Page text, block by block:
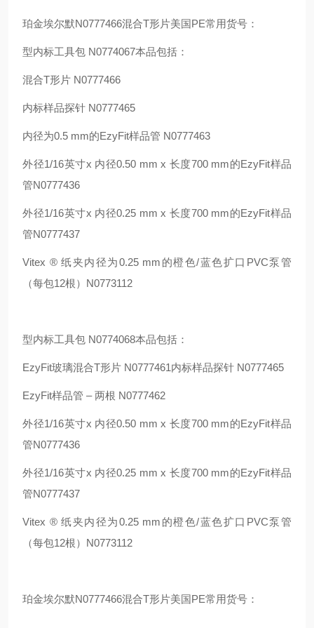
珀金埃尔默N0777466混合T形片美国PE常用货号：
型内标工具包 N0774067本品包括：
混合T形片 N0777466
内标样品探针 N0777465
内径为0.5 mm的EzyFit样品管 N0777463
外径1/16英寸x 内径0.50 mm x 长度700 mm的EzyFit样品
管N0777436
外径1/16英寸x 内径0.25 mm x 长度700 mm的EzyFit样品
管N0777437
Vitex ® 纸夹内径为0.25 mm的橙色/蓝色扩口PVC泵管
（每包12根）N0773112
型内标工具包 N0774068本品包括：
EzyFit玻璃混合T形片 N0777461内标样品探针 N0777465
EzyFit样品管 – 两根 N0777462
外径1/16英寸x 内径0.50 mm x 长度700 mm的EzyFit样品
管N0777436
外径1/16英寸x 内径0.25 mm x 长度700 mm的EzyFit样品
管N0777437
Vitex ® 纸夹内径为0.25 mm的橙色/蓝色扩口PVC泵管
（每包12根）N0773112
珀金埃尔默N0777466混合T形片美国PE常用货号：